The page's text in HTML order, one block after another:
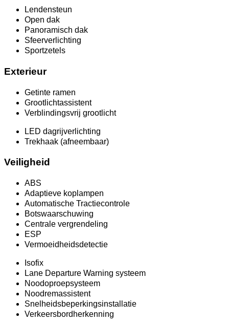
Lendensteun
Open dak
Panoramisch dak
Sfeerverlichting
Sportzetels
Exterieur
Getinte ramen
Grootlichtassistent
Verblindingsvrij grootlicht
LED dagrijverlichting
Trekhaak (afneembaar)
Veiligheid
ABS
Adaptieve koplampen
Automatische Tractiecontrole
Botswaarschuwing
Centrale vergrendeling
ESP
Vermoeidheidsdetectie
Isofix
Lane Departure Warning systeem
Noodoproepsysteem
Noodremassistent
Snelheidsbeperkingsinstallatie
Verkeersbordherkenning